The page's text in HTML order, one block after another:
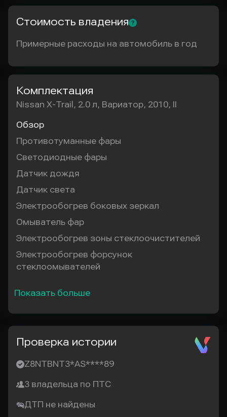
Стоимость владения
Примерные расходы на автомобиль в год
Комплектация
Nissan X-Trail, 2.0 л, Вариатор, 2010, II
Обзор
Противотуманные фары
Светодиодные фары
Датчик дождя
Датчик света
Электрообогрев боковых зеркал
Омыватель фар
Электрообогрев зоны стеклоочистителей
Электрообогрев форсунок
стеклоомывателей
Показать больше
Проверка истории
Z8NTBNT3*AS****89
3 владельца по ПТС
ДТП не найдены